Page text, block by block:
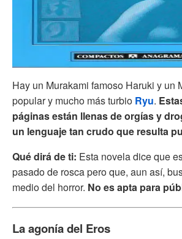
Hay un Murakami famoso Haruki y un
popular y mucho más turbio Ryu.
páginas están llenas de orgías y
un lenguaje tan crudo que resulta
Qué dirá de ti: Esta novela dice que
pasado de rosca pero que, aun así,
medio del horror. No es apta para
La agonía del Eros